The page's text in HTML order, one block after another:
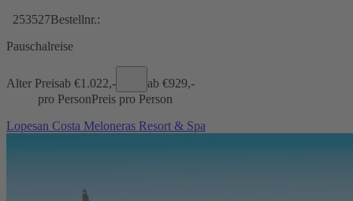
253527Bestellnr.:
Pauschalreise
Alter Preisab €1.022,- ab €929,-
pro PersonPreis pro Person
Lopesan Costa Meloneras Resort & Spa